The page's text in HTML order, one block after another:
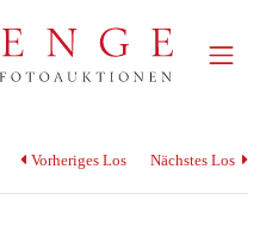
Vorheriges Los Nächstes Los